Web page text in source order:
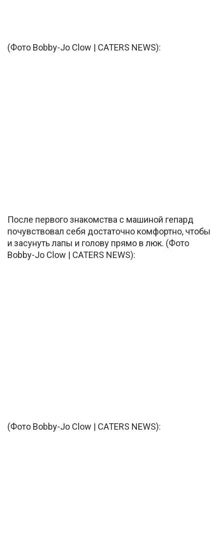
(Фото Bobby-Jo Clow | CATERS NEWS):
После первого знакомства с машиной гепард
почувствовал себя достаточно комфортно, чтобы
и засунуть лапы и голову прямо в люк. (Фото
Bobby-Jo Clow | CATERS NEWS):
(Фото Bobby-Jo Clow | CATERS NEWS):